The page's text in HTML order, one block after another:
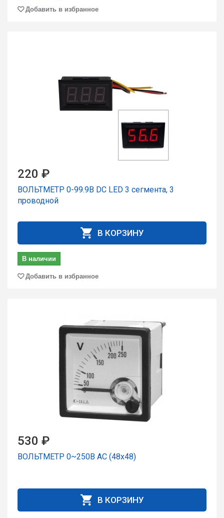
Добавить в избранное
220 ₽
ВОЛЬТМЕТР 0-99.9В DC LED 3 сегмента, 3
проводной
В КОРЗИНУ
В наличии
Добавить в избранное
530 ₽
ВОЛЬТМЕТР 0~250В AC (48х48)
В КОРЗИНУ